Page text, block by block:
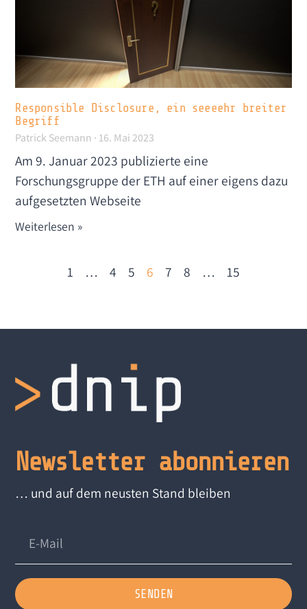
Responsible Disclosure, ein seeeehr breiter
Begriff
Patrick Seemann 16. Mai 2023
Am 9. Januar 2023 publizierte eine
Forschungsgruppe der ETH auf einer eigens dazu
aufgesetzten Webseite
Weiterlesen »
1 … 4 5 6 7 8 … 15
Newsletter abonnieren
… und auf dem neusten Stand bleiben
SENDEN